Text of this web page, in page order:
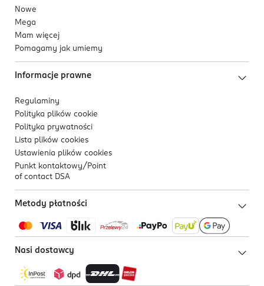
Nowe
Mega
Mam więcej
Pomagamy jak umiemy
Informacje prawne
Regulaminy
Polityka plików cookie
Polityka prywatności
Lista plików cookies
Ustawienia plików cookies
Punkt kontaktowy/ Point
of contact DSA
Metody płatności
Nasi dostawcy